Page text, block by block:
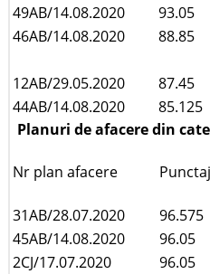
49AB/14.08.2020
93.05
46AB/14.08.2020
88.85
12AB/29.05.2020 87.45
44AB/14.08.2020
85.125
Planuri de afacere din
Nr plan afacere
31AB/28.07.2020
96.575
45AB/14.08.2020
96.05
2CJ/17.07.2020
96.05